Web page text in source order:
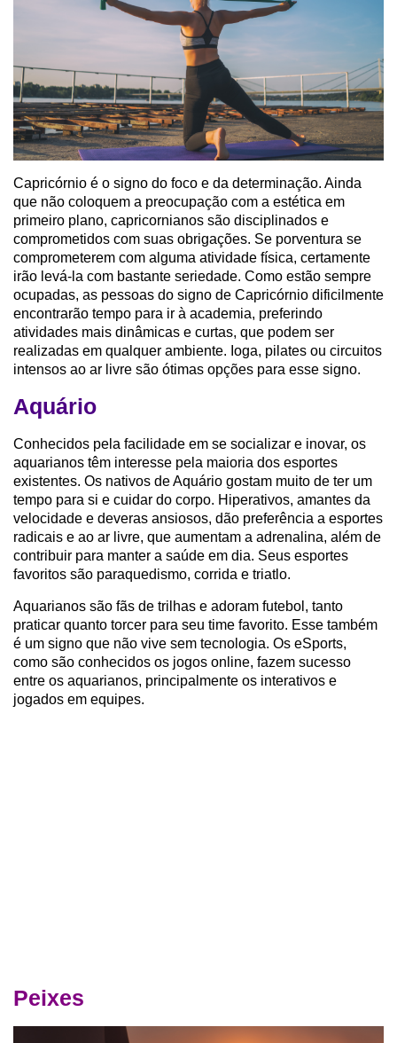
Capricórnio é o signo do foco e da determinação. Ainda
que não coloquem a preocupação com a estética em
primeiro plano, capricornianos são disciplinados e
comprometidos com suas obrigações. Se porventura se
comprometerem com alguma atividade física, certamente
irão levá-la com bastante seriedade. Como estão sempre
ocupadas, as pessoas do signo de Capricórnio dificilmente
encontrarão tempo para ir à academia, preferindo
atividades mais dinâmicas e curtas, que podem ser
realizadas em qualquer ambiente. Ioga, pilates ou circuitos
intensos ao ar livre são ótimas opções para esse signo.
Aquário
Conhecidos pela facilidade em se socializar e inovar, os
aquarianos têm interesse pela maioria dos esportes
existentes. Os nativos de Aquário gostam muito de ter um
tempo para si e cuidar do corpo. Hiperativos, amantes da
velocidade e deveras ansiosos, dão preferência a esportes
radicais e ao ar livre, que aumentam a adrenalina, além de
contribuir para manter a saúde em dia. Seus esportes
favoritos são paraquedismo, corrida e triatlo.
Aquarianos são fãs de trilhas e adoram futebol, tanto
praticar quanto torcer para seu time favorito. Esse também
é um signo que não vive sem tecnologia. Os eSports,
como são conhecidos os jogos online, fazem sucesso
entre os aquarianos, principalmente os interativos e
jogados em equipes.
Peixes